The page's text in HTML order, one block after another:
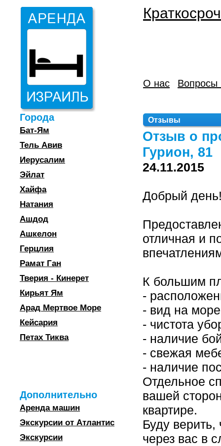
О нас Вопросы
Города
Бат-Ям
Тель Авив
Иерусалим
Эйлат
Хайфа
Натания
Ашдод
Ашкелон
Герцлия
Рамат Ган
Тверия - Кинерет
Кирьят Ям
Арад Мертвое Море
Кейсария
Петах Тиква
Дополнительно
Аренда машин
Экскурсии от Атлантис
Экскурсии
Отзывы
Отзыв о
Гурион, 81
24.11.2015
Добрый
отличная и
К большим
-
- вид на
- чистота
- наличие
- свежая
- наличие
Отдельное
вашей
квартире.
Буду верить,
через вас в